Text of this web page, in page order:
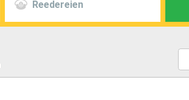
Reedereien